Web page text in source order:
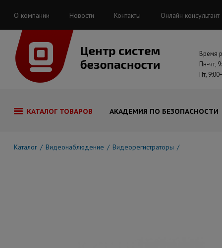
О компании Новости Контакты Онлайн консультант
Время
Пн-чт,
Пт,
КАТАЛОГ ТОВАРОВ АКАДЕМИЯ ПО БЕЗОПАСНОСТИ
Каталог Видеонаблюдение Видеорегистраторы